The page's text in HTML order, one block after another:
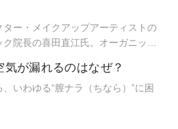
介します。
ー・メイクアップアーティストの
院長の喜田直江氏。オーガニック
」に関するトークショーの後半
ました。
が漏れるのはなぜ？
いわゆる“膣ナラ（ちなら）”に困